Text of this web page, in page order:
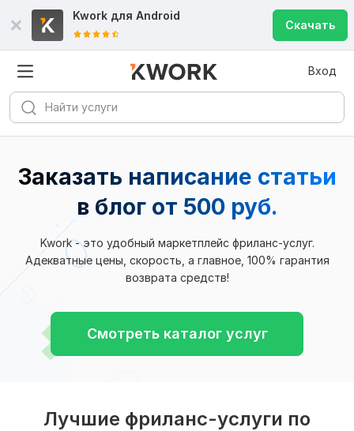
Kwork для Android
Скачать
Вход
Заказать написание статьи
в блог от 500 руб.
Kwork - это удобный маркетплейс фриланс-услуг.
Адекватные цены, скорость, а главное, 100% гарантия
возврата средств!
Смотреть каталог услуг
Лучшие фриланс-услуги по